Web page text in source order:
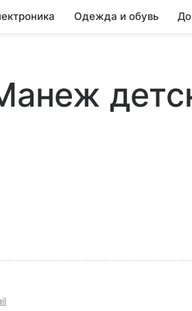
Одежда и обувь